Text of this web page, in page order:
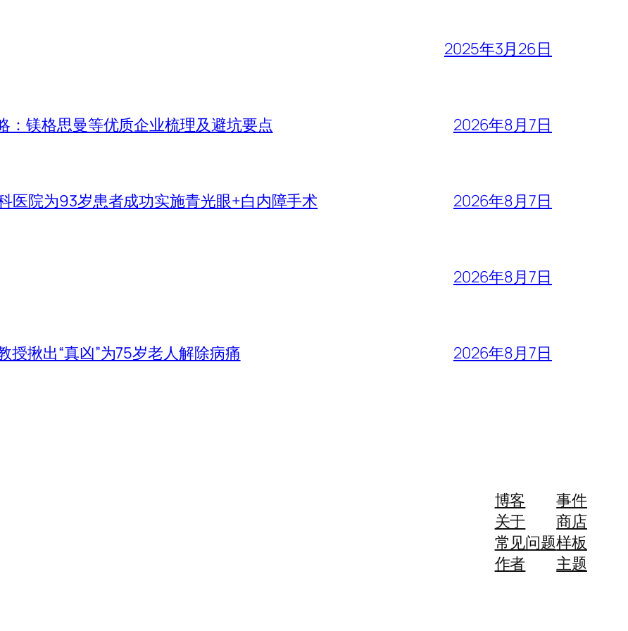
2025年3月26日
镁格思曼等优质企业梳理及避坑要点 2026年8月7日
院为93岁患者成功实施青光眼+白内障手术 2026年8月7日
2026年8月7日
揪出“真凶”为75岁老人解除病痛 2026年8月7日
博客
关于
常见问题
作者
事件
商店
样板
主题